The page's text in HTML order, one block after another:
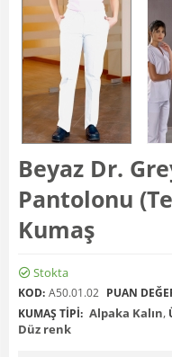
Beyaz Dr.
Pantolonu
Kumaş
Stokta
KOD: A50.01.02 PUAN
KUMAŞ TIPI: Alpaka Kalın,
Düz renk